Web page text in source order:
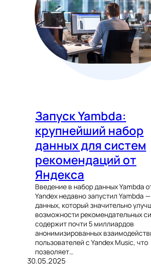
Запуск Yambda:
крупнейший набор
данных для систем
рекомендаций от
Яндекса
Введение в набор данных Yambda
Yandex недавно запустил Yambda
данных, который значительно
возможности рекомендательных
содержит почти 5 миллиардов
анонимизированных
пользователей с Yandex Music, что
позволяет…
30.05.2025